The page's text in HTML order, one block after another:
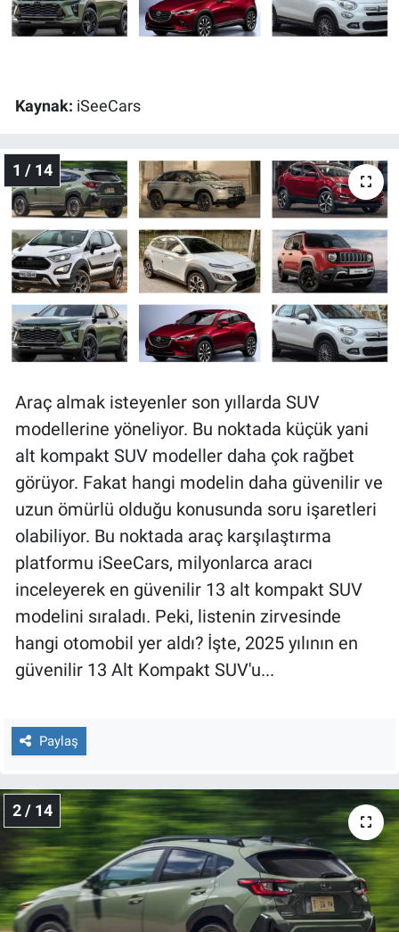
Kaynak: iSeeCars
1 / 14
Araç almak isteyenler son yıllarda SUV
modellerine yöneliyor. Bu noktada küçük yani
alt kompakt SUV modeller daha çok rağbet
görüyor. Fakat hangi modelin daha güvenilir ve
uzun ömürlü olduğu konusunda soru işaretleri
olabiliyor. Bu noktada araç karşılaştırma
platformu iSeeCars, milyonlarca aracı
inceleyerek en güvenilir 13 alt kompakt SUV
modelini sıraladı. Peki, listenin zirvesinde
hangi otomobil yer aldı? İşte, 2025 yılının en
güvenilir 13 Alt Kompakt SUV'u...
Paylaş
2 / 14
Gerçeğin İzinde
Gün Bitiyor
Gündem Özel
Günün görüntüsü
Haber
İlan
Koronavirüs
Kültür Sanat
Ne demişti
Nedir
Popüler
Programlar
Spor
Türkiye'nin Geleceği
Türkiye'nin Gündemi
Yerel Gündem